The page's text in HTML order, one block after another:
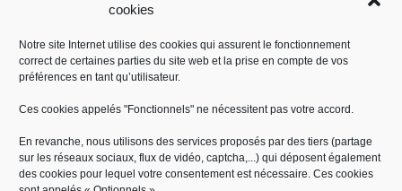
cookies
Notre site Internet utilise des cookies qui assurent le fonctionnement
correct de certaines parties du site web et la prise en compte de vos
préférences en tant qu’utilisateur.
Ces cookies appelés "Fonctionnels" ne nécessitent pas votre accord.
En revanche, nous utilisons des services proposés par des tiers (partage
sur les réseaux sociaux, flux de vidéo, captcha,...) qui déposent également
des cookies pour lequel votre consentement est nécessaire. Ces cookies
Politique de cookies (UE)
RÉGION SUD